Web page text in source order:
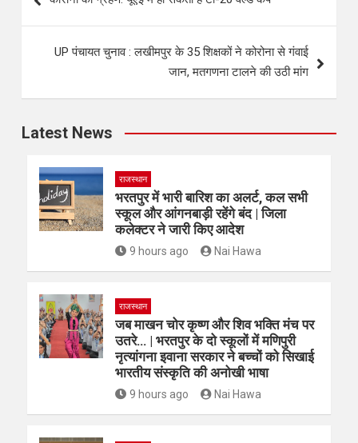
UP पंचायत चुनाव : लखीमपुर के 35 शिक्षकों ने कोरोना से गंवाई
जान, मतगणना टालने की उठी मांग
Latest News
राजस्थान
भरतपुर में भारी बारिश का अलर्ट, कल सभी
स्कूल और आंगनबाड़ी रहेंगे बंद | जिला
कलेक्टर ने जारी किए आदेश
9 hours ago Nai Hawa
राजस्थान
जब माखन चोर कृष्ण और शिव भक्ति मंच पर
उतरे… | भरतपुर के दो स्कूलों में मणिपुरी
नृत्यांगना इवाना सरकार ने बच्चों को सिखाई
भारतीय संस्कृति की अनोखी भाषा
9 hours ago Nai Hawa